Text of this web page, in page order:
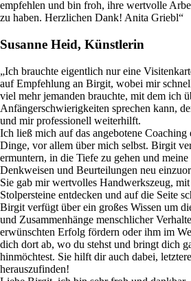
empfehlen und bin froh, ihre wertvolle
zu haben. Herzlichen Dank! Anita Griebl“
Susanne Heid, Künstlerin
„Ich brauchte eigentlich nur eine
auf Empfehlung an Birgit, wobei mir
viel mehr jemanden brauchte, mit dem ich
Anfängerschwierigkeiten sprechen kann,
und mir professionell weiterhilft.
Ich ließ mich auf das angebotene Coaching
Dinge, vor allem über mich selbst. Birgit
ermuntern, in die Tiefe zu gehen und
Denkweisen und Beurteilungen neu
Sie gab mir wertvolles Handwerkszeug,
Stolpersteine entdecken und auf die Seite
Birgit verfügt über ein großes Wissen um
und Zusammenhänge menschlicher
erwünschten Erfolg fördern oder ihm im
dich dort ab, wo du stehst und bringt dich
hinmöchtest. Sie hilft dir auch dabei,
herauszufinden!